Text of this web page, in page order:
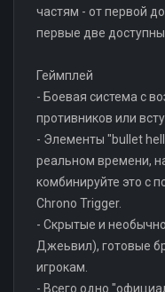
частям - от первой
первые две доступны
Геймплей
- Боевая система с
противников или
- Элементы "bullet
реальном времени,
комбинируйте это с
Chrono Trigger.
- Скрытые и
Джеьвил), готовые
игрокам.
- Всего одно